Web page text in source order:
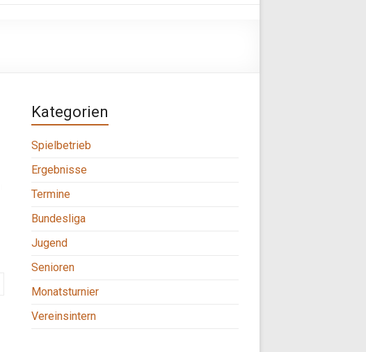
Kategorien
Spielbetrieb
Ergebnisse
Termine
Bundesliga
Jugend
Senioren
Monatsturnier
Vereinsintern